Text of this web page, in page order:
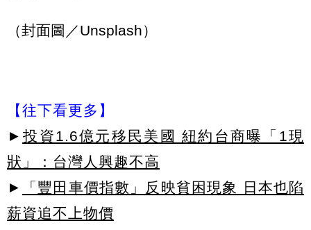
（封面圖／Unsplash）
【往下看更多】
► 投資1.6億元移民美國 紐約台商曝「1現
狀」：台灣人興趣不高
►
「豐田車價指數」反映貧困現象 日本也陷
薪資追不上物價